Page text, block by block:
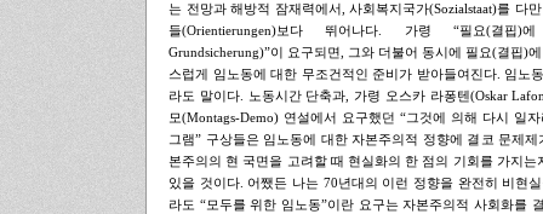
는 전망과 해방적 잠재력에서, 사회복지국가(Sozialstaat)를 다
들(Orientierungen)보다 뛰어나다. 가령 “필요(결핍)에
Grundsicherung)”이 요구되면, 그와 더불어 동시에 필요(결핍)
스럽게 임노동에 대한 무조건적인 준비가 받아들여진다. 임노
라도 말이다. 노동시간 단축과, 가령 오스카 라퐁텐(Oskar
모(Montags-Demo) 연설에서 요구했던 “그것에 의해 다시 일
그램” 구상들은 임노동에 대한 자본주의적 정향에 결코 문제
본주의의 현 국면을 고려할 때 현실화의 한 점의 기회를 가지
있을 것이다. 어쨌든 나는 70년대의 이런 정향을 완전히 비현
라도 “모두를 위한 임노동”이란 요구는 자본주의적 사회화를